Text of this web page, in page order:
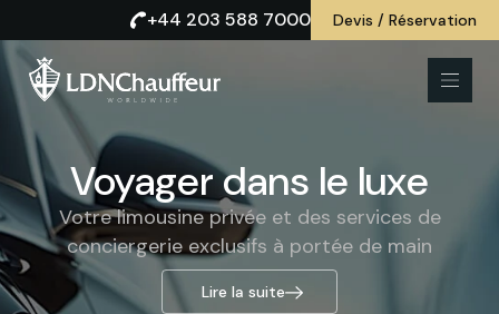
+44 203 588 7000 Devis / Réservation
Voyager dans le luxe
Votre limousine privée et des services de
conciergerie exclusifs à portée de main
Lire la suite
Confort et classe
Location de limousine avec chauffeur
prestigieuse pour des voyages sans compromis
Lire la suite